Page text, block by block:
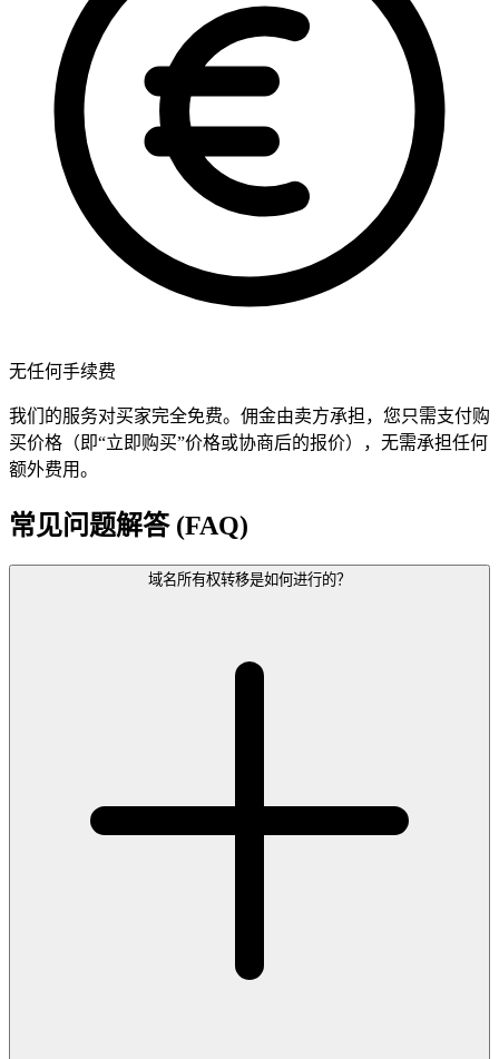
无任何手续费
我们的服务对买家完全免费。佣金由卖方承担，您只需支付购
买价格（即“立即购买”价格或协商后的报价），无需承担任何
额外费用。
常见问题解答 (FAQ)
域名所有权转移是如何进行的？